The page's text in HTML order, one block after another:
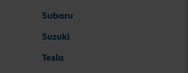
Subaru
Suzuki
Tesla